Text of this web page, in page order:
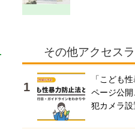
その他アクセス
「こども
ページ公
犯カメラ設